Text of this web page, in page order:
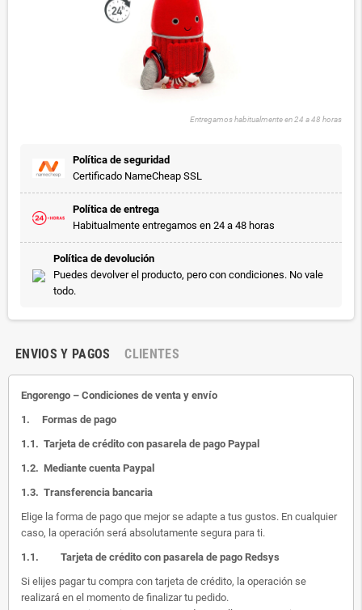
Entregamos habitualmente en 24 a 48 horas
Política de seguridad
Certificado NameCheap SSL
Política de entrega
Habitualmente entregamos en 24 a 48 horas
Política de devolución
Puedes devolver el producto, pero con condiciones. No vale
todo.
ENVIOS Y PAGOS CLIENTES
Engorengo – Condiciones de venta y envío
1. Formas de pago
1.1. Tarjeta de crédito con pasarela de pago Paypal
1.2. Mediante cuenta Paypal
1.3. Transferencia bancaria
Elige la forma de pago que mejor se adapte a tus gustos. En cualquier
caso, la operación será absolutamente segura para ti.
1.1. Tarjeta de crédito con pasarela de pago Redsys
Si elijes pagar tu compra con tarjeta de crédito, la operación se
realizará en el momento de finalizar tu pedido.